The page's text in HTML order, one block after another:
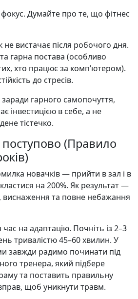
Думайте про те, що фітнес
не вистачає після робочого дня.
гарна постава (особливо
хто працює за комп’ютером).
до стресів.
гарного самопочуття,
інвестицією в себе, а не
тістечко.
(Правило
новачків — прийти в зал і в
на 200%. Як результат —
виснаження та повне небажання
на адаптацію. Почніть із 2–3
тривалістю 45–60 хвилин. У
завжди радимо починати під
тренера, який підбере
та поставить правильну
щоб уникнути травм.